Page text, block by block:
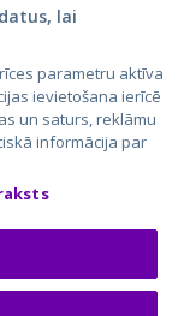
lai
parametru aktīva
ievietošana ierīcē
un saturs, reklāmu
informācija par